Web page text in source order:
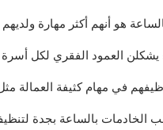
هو أنهم أكثر مهارة
يشكلن العمود الفقري لكل
في مهام كثيفة العمالة
الخادمات بالساعة بجدة